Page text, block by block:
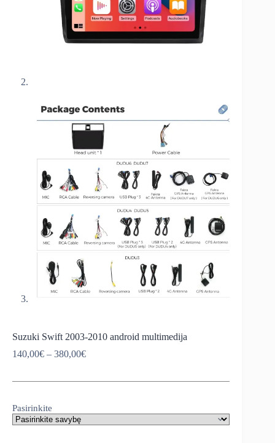
Suzuki Swift 2003-2010 android multimedija
140,00€ – 380,00€Price
Pasirinkite